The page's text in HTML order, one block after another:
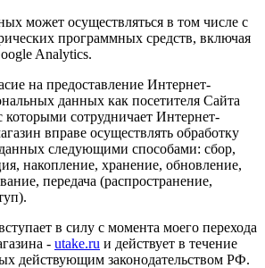
может осуществляться в том числе с
программных средств, включая
Analytics.
на предоставление Интернет-
данных как посетителя Сайта
которыми сотрудничает Интернет-
вправе осуществлять обработку
следующими способами: сбор,
накопление, хранение, обновление,
передача (распространение,
в силу с момента моего перехода
- utake.ru и действует в течение
действующим законодательством РФ.